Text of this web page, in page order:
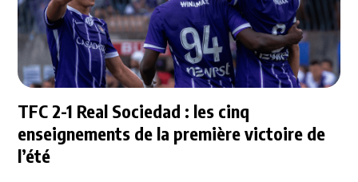
TFC 2-1 Real Sociedad : les cinq
enseignements de la première victoire de
l’été